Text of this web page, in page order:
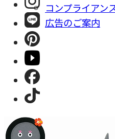
コンプライアン
広告のご案内